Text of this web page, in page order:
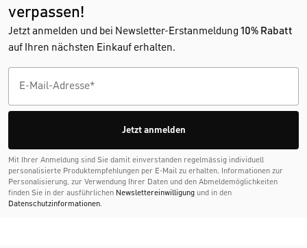
verpassen!
Jetzt anmelden und bei Newsletter-Erstanmeldung 10% Rabatt
auf Ihren nächsten Einkauf erhalten.
Jetzt anmelden
Mit Ihrer Anmeldung sind Sie damit einverstanden regelmässig individuell
personalisierte Produktempfehlungen per E-Mail zu erhalten. Informationen zur
Personalisierung, zur Verwendung Ihrer Daten und den Abmelde­möglichkeiten
finden Sie in der ausführlichen Newslettereinwilligung und in den
Datenschutzinformationen.